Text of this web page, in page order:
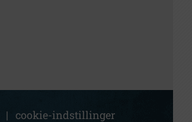
| cookie-indstillinger